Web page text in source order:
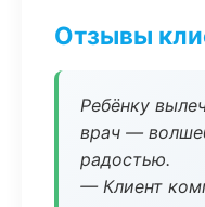
Отзывы
Ребёнку
врач —
радостью.
— Клиент